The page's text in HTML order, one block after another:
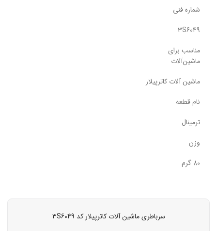
شماره فنی
3S6049
مناسب برای
ماشین‌آلات
ماشین آلات کاترپیلار
نام قطعه
ترمینال
وزن
80 گرم
سرباطری ماشین آلات کاترپیلار کد 3S6049